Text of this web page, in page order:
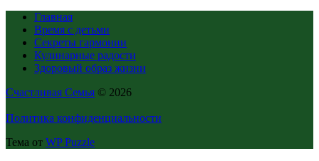
Главная
Время с детьми
Секреты гармонии
Кулинарные радости
Здоровый образ жизни
Счастливая Семья © 2026
Политика конфиденциальности
Тема от WP Puzzle